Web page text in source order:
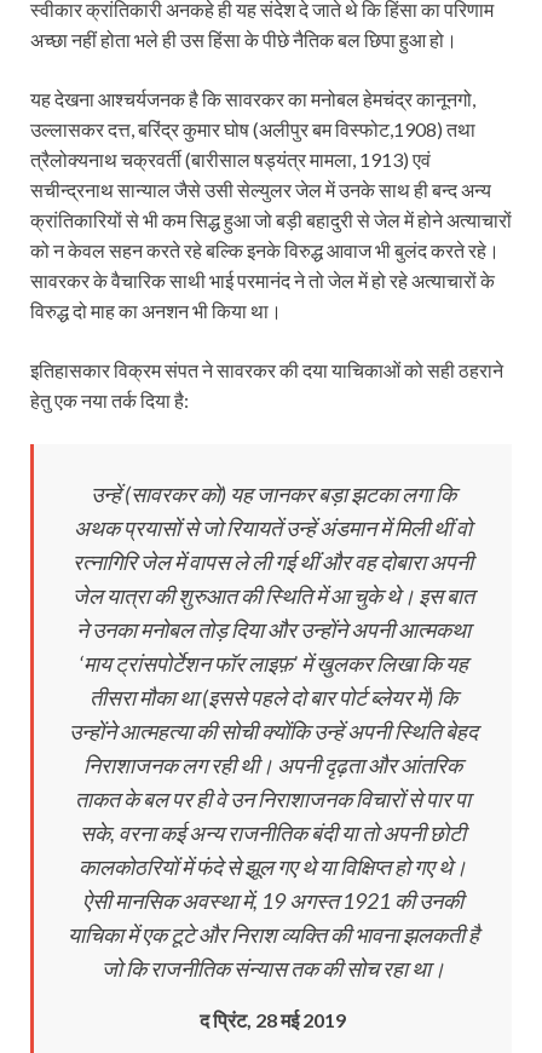
स्वीकार क्रांतिकारी अनकहे ही यह संदेश दे जाते थे कि हिंसा का परिणाम
अच्छा नहीं होता भले ही उस हिंसा के पीछे नैतिक बल छिपा हुआ हो।
यह देखना आश्चर्यजनक है कि सावरकर का मनोबल हेमचंद्र कानूनगो,
उल्लासकर दत्त, बरिंद्र कुमार घोष (अलीपुर बम विस्फोट,1908) तथा
त्रैलोक्यनाथ चक्रवर्ती (बारीसाल षड्यंत्र मामला, 1913) एवं
सचीन्द्रनाथ सान्याल जैसे उसी सेल्युलर जेल में उनके साथ ही बन्द अन्य
क्रांतिकारियों से भी कम सिद्ध हुआ जो बड़ी बहादुरी से जेल में होने अत्याचारों
को न केवल सहन करते रहे बल्कि इनके विरुद्ध आवाज भी बुलंद करते रहे।
सावरकर के वैचारिक साथी भाई परमानंद ने तो जेल में हो रहे अत्याचारों के
विरुद्ध दो माह का अनशन भी किया था।
इतिहासकार विक्रम संपत ने सावरकर की दया याचिकाओं को सही ठहराने
हेतु एक नया तर्क दिया है:
उन्हें (सावरकर को) यह जानकर बड़ा झटका लगा कि
अथक प्रयासों से जो रियायतें उन्हें अंडमान में मिली थीं वो
रत्नागिरि जेल में वापस ले ली गई थीं और वह दोबारा अपनी
जेल यात्रा की शुरुआत की स्थिति में आ चुके थे। इस बात
ने उनका मनोबल तोड़ दिया और उन्होंने अपनी आत्मकथा
‘माय ट्रांसपोर्टेशन फॉर लाइफ़’ में खुलकर लिखा कि यह
तीसरा मौका था (इससे पहले दो बार पोर्ट ब्लेयर में) कि
उन्होंने आत्महत्या की सोची क्योंकि उन्हें अपनी स्थिति बेहद
निराशाजनक लग रही थी। अपनी दृढ़ता और आंतरिक
ताकत के बल पर ही वे उन निराशाजनक विचारों से पार पा
सके, वरना कई अन्य राजनीतिक बंदी या तो अपनी छोटी
कालकोठरियों में फंदे से झूल गए थे या विक्षिप्त हो गए थे।
ऐसी मानसिक अवस्था में, 19 अगस्त 1921 की उनकी
याचिका में एक टूटे और निराश व्यक्ति की भावना झलकती है
जो कि राजनीतिक संन्यास तक की सोच रहा था।
द प्रिंट, 28 मई 2019